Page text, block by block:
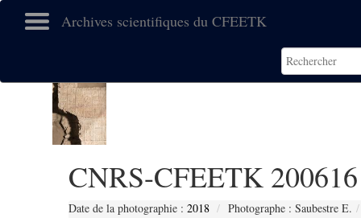
Archives scientifiques du CFEETK
CNRS-CFEETK 200616
Date de la photographie : 2018 Photographe : Saubestre E.